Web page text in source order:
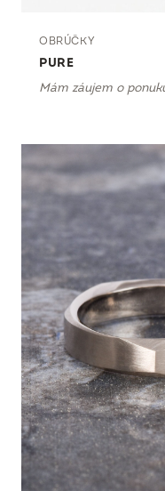
OBRÚČKY
PURE
Mám záujem o